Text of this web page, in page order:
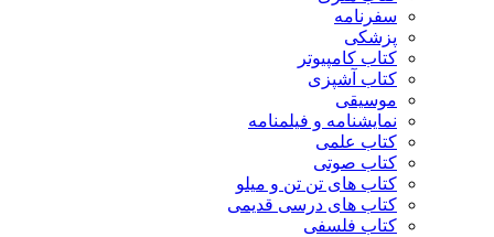
سفرنامه
پزشکی
کتاب کامپیوتر
کتاب آشپزی
موسیقی
نمایشنامه و فیلمنامه
کتاب علمی
کتاب صوتی
کتاب های تن تن و میلو
کتاب های درسی قدیمی
کتاب فلسفی